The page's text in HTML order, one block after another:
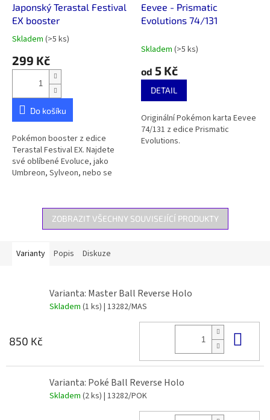
Japonský Terastal Festival
EX booster
Průměrné
produktu
z
hvězdiček.
Skladem (>5 ks)
299 Kč
Do košíku
Pokémon booster z edice
Terastal Festival EX. Najdete
své oblíbené Evoluce, jako
Umbreon, Sylveon, nebo se
Eevee - Prismatic
Evolutions 74/131
Skladem (>5 ks)
od 5 Kč
DETAIL
Originální Pokémon karta Eevee
74/131 z edice Prismatic
Evolutions.
ZOBRAZIT VŠECHNY SOUVISEJÍCÍ PRODUKTY
Varianty Popis Diskuze
Varianta: Master Ball Reverse Holo
Skladem (1 ks) | 13282/MAS
850 Kč
Varianta: Poké Ball Reverse Holo
Skladem (2 ks) | 13282/POK